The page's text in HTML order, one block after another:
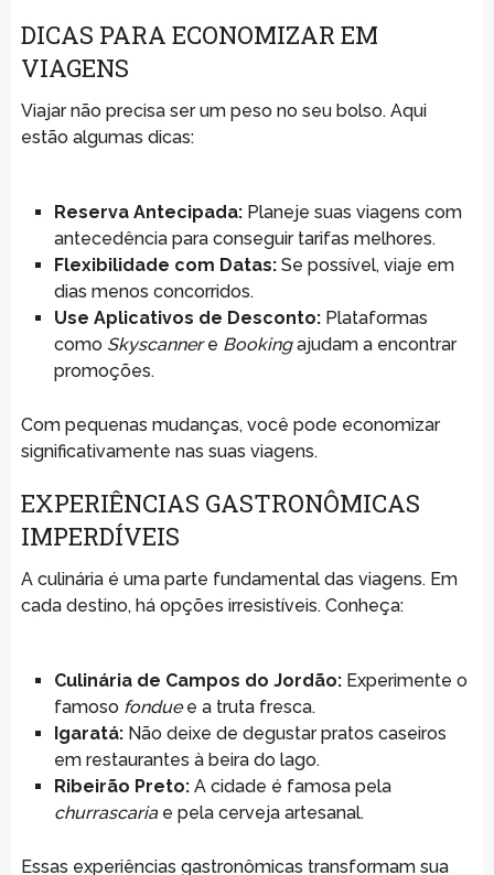
DICAS PARA ECONOMIZAR EM
VIAGENS
Viajar não precisa ser um peso no seu bolso. Aqui
estão algumas dicas:
Reserva Antecipada:Planeje suas viagens com
antecedência para conseguir tarifas melhores.
Flexibilidade com Datas:Se possível, viaje em
dias menos concorridos.
Use Aplicativos de Desconto:Plataformas
como Skyscannere Bookingajudam a encontrar
promoções.
Com pequenas mudanças, você pode economizar
significativamente nas suas viagens.
EXPERIÊNCIAS GASTRONÔMICAS
IMPERDÍVEIS
A culinária é uma parte fundamental das viagens. Em
cada destino, há opções irresistíveis. Conheça:
Culinária de Campos do Jordão:Experimente o
famoso fonduee a truta fresca.
Igaratá:Não deixe de degustar pratos caseiros
em restaurantes à beira do lago.
Ribeirão Preto:A cidade é famosa pela
churrascariae pela cerveja artesanal.
Essas experiências gastronômicas transformam sua